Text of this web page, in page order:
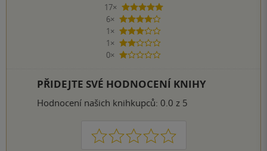
17×
5 hvězdiček
6×
4 hvězdičky
1×
3 hvězdičky
1×
2 hvězdičky
0×
1 hvezdička
PŘIDEJTE SVÉ HODNOCENÍ KNIHY
Hodnocení našich knihkupců: 0.0 z 5
1 2 3 4 5